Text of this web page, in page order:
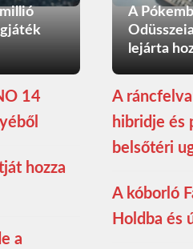
14
hozza
a
A
lejárta
A
hibridje és
belsőtéri
A kóborló
Holdba és